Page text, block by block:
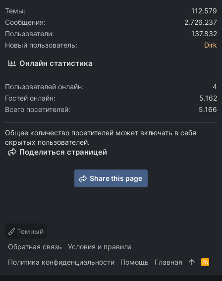
Темы
112.579
Сообщения
2.726.237
Пользователи
137.832
Новый пользователь
Dirk
Онлайн статистика
Пользователей онлайн
4
Гостей онлайн
5.162
Всего посетителей
5.166
Общее количество посетителей может включать в себя
скрытых пользователей.
Поделиться страницей
Share this page
Темный
Обратная связь
Условия и правила
Политика конфиденциальности
Помощь Главная
R